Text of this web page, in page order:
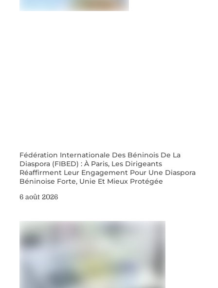
Fédération Internationale Des Béninois De La
Diaspora (FIBED) : À Paris, Les Dirigeants
Réaffirment Leur Engagement Pour Une Diaspora
Béninoise Forte, Unie Et Mieux Protégée
6 août 2026